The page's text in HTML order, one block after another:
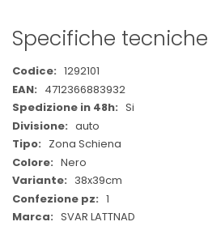
Specifiche tecniche
Maggiori
Informazioni
1292101
4712366883932
Si
auto
Zona Schiena
Nero
38x39cm
1
SVAR LATTNAD